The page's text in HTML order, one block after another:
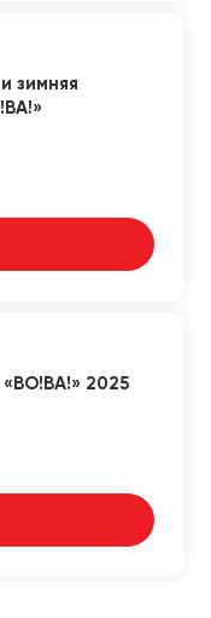
зимняя
«ВО!ВА!» 2025